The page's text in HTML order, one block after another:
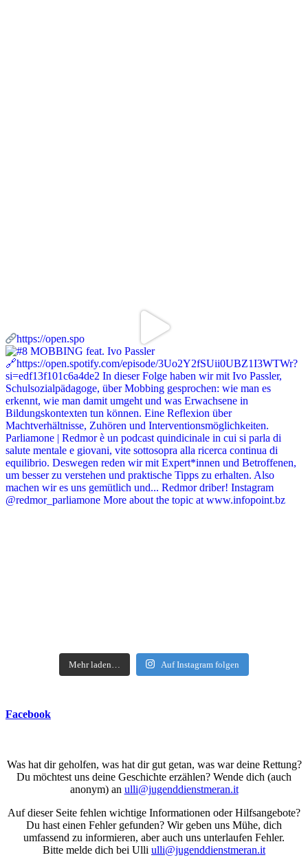
https://open.spo
Mehr laden… Auf Instagram folgen
Facebook
Was hat dir geholfen, was hat dir gut getan, was war deine Rettung?
Du möchtest uns deine Geschichte erzählen? Wende dich (auch
anonym) an ulli@jugenddienstmeran.it
Auf dieser Seite fehlen wichtige Informationen oder Hilfsangebote?
Du hast einen Fehler gefunden? Wir geben uns Mühe, dich
umfassend zu informieren, aber auch uns unterlaufen Fehler.
Bitte melde dich bei Ulli ulli@jugenddienstmeran.it